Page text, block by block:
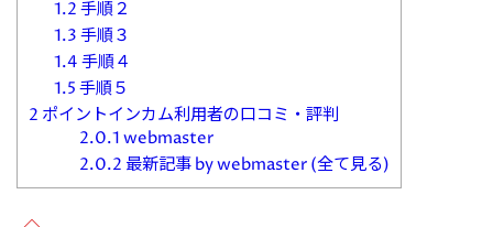
1.2手順２
1.3手順３
1.4手順４
1.5手順５
2 ポイントインカム利用者の口コミ・評判
2.0.1webmaster
2.0.2 最新記事 by webmaster (全て見る)